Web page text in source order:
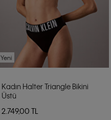
Yeni
Kadın Halter Triangle Bikini
Üstü
2.749,00 TL